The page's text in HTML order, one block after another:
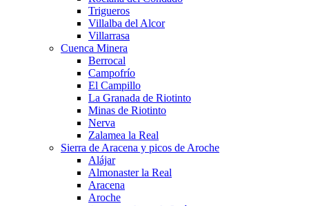
Trigueros
Villalba del Alcor
Villarrasa
Cuenca Minera
Berrocal
Campofrío
El Campillo
La Granada de Riotinto
Minas de Riotinto
Nerva
Zalamea la Real
Sierra de Aracena y picos de Aroche
Alájar
Almonaster la Real
Aracena
Aroche